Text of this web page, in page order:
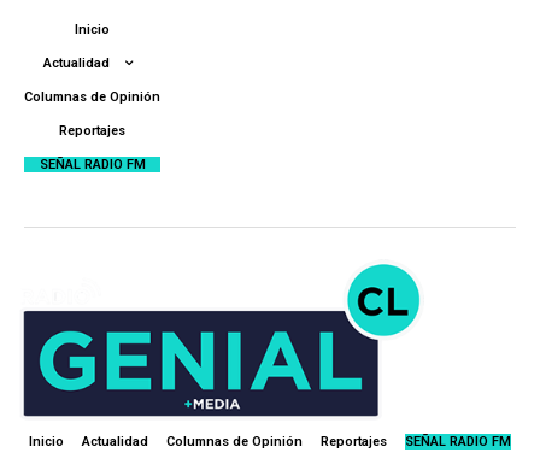
Inicio
Actualidad
Columnas de Opinión
Reportajes
SEÑAL RADIO FM
Inicio Actualidad Columnas de Opinión Reportajes SEÑAL RADIO FM